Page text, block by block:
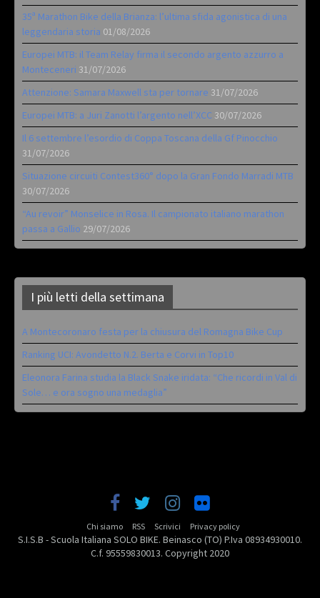
35ª Marathon Bike della Brianza: l’ultima sfida agonistica di una
leggendaria storia 01/08/2026
Europei MTB: il Team Relay firma il secondo argento azzurro a
Monteceneri 31/07/2026
Attenzione: Samara Maxwell sta per tornare 31/07/2026
Europei MTB: a Juri Zanotti l’argento nell’XCC 30/07/2026
Il 6 settembre l’esordio di Coppa Toscana della Gf Pinocchio
31/07/2026
Situazione circuiti Contest360° dopo la Gran Fondo Marradi MTB
30/07/2026
“Au revoir” Monselice in Rosa. Il campionato italiano marathon
passa a Gallio 29/07/2026
I più letti della settimana
A Montecoronaro festa per la chiusura del Romagna Bike Cup
Ranking UCI: Avondetto N.2. Berta e Corvi in Top10
Eleonora Farina studia la Black Snake iridata: “Che ricordi in Val di
Sole… e ora sogno una medaglia”
Chi siamo RSS Scrivici Privacy policy
S.I.S.B - Scuola Italiana SOLO BIKE. Beinasco (TO) P.Iva 08934930010.
C.f. 95559830013. Copyright 2020